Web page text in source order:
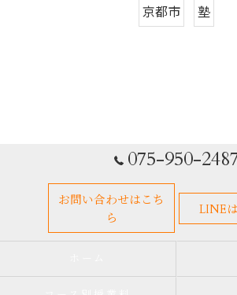
京都市 塾
075-950-
お問い合わせはこち
ら
LINE